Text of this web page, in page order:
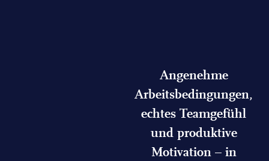
Angenehme
Arbeitsbedingungen,
echtes Teamgefühl
und produktive
Motivation – in